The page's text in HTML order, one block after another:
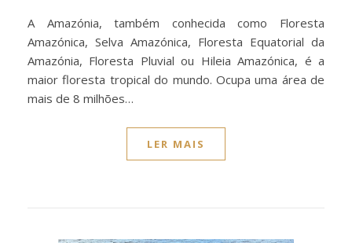
A Amazónia, também conhecida como Floresta
Amazónica, Selva Amazónica, Floresta Equatorial da
Amazónia, Floresta Pluvial ou Hileia Amazónica, é a
maior floresta tropical do mundo. Ocupa uma área de
mais de 8 milhões…
LER MAIS